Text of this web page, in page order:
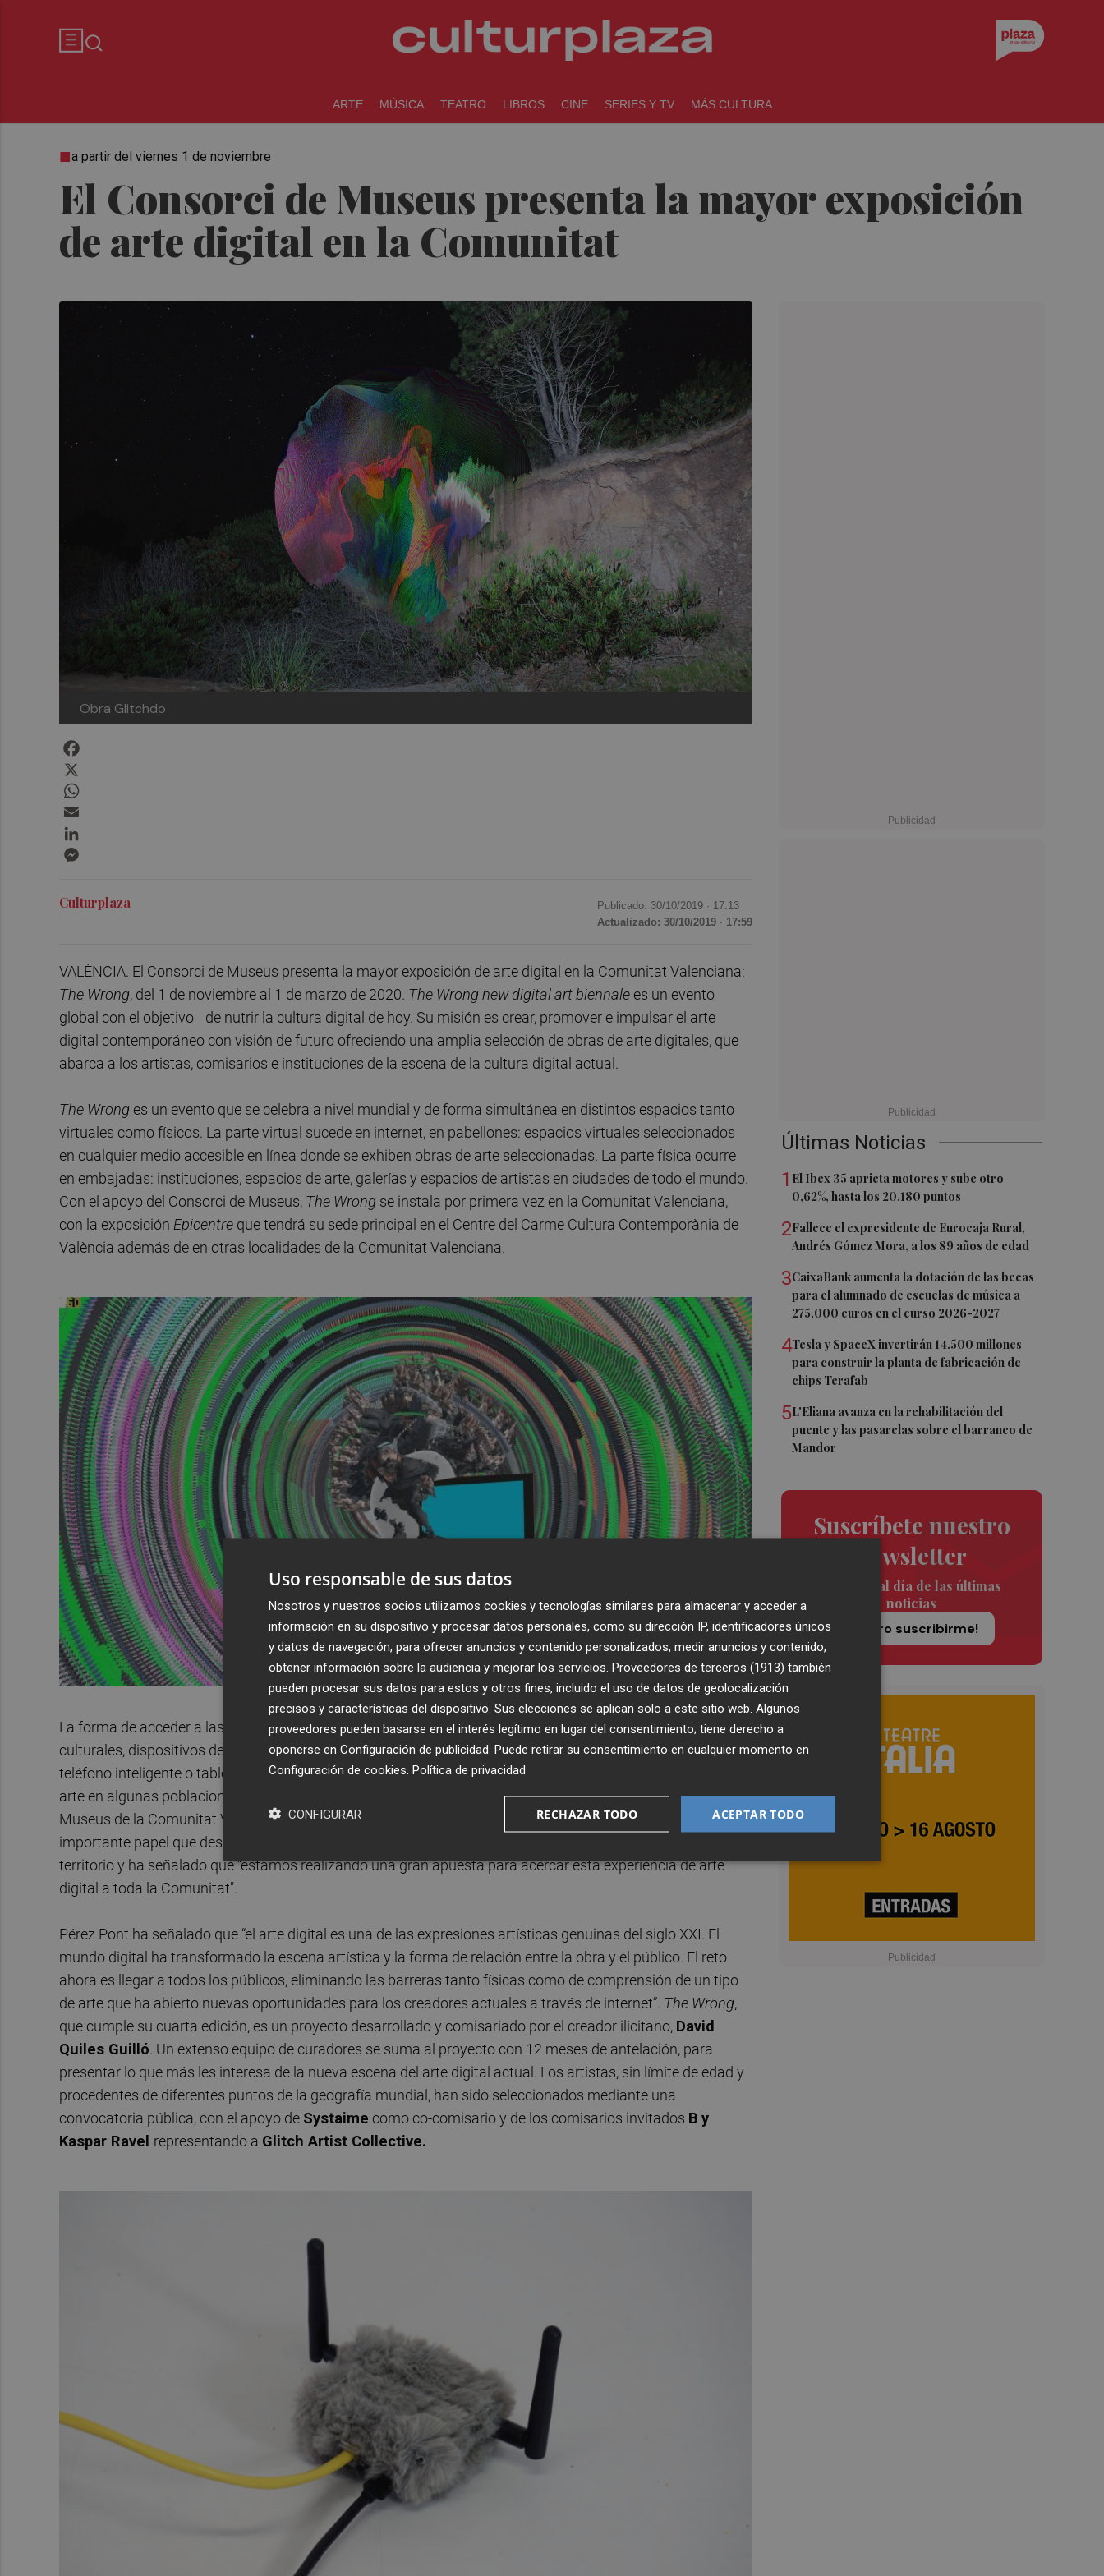
ARTE MÚSICA TEATRO LIBROS CINE SERIES Y TV MÁS CULTURA
El Consorci de Museus presenta la mayor exposición
de arte digital en la Comunitat
a partir del viernes 1 de noviembre
Obra Glitchdo
Últimas Noticias
1 El Ibex 35 aprieta motores y sube otro
0,62%, hasta los 20.180 puntos
2Fallece el expresidente de Eurocaja Rural,
Andrés Gómez Mora, a los 89 años de edad
3CaixaBank aumenta la dotación de las becas
para el alumnado de escuelas de música a
275.000 euros en el curso 2026-2027
4Tesla y SpaceX invertirán 14.500 millones
para construir la planta de fabricación de
chips Terafab
5L'Eliana avanza en la rehabilitación del
puente y las pasarelas sobre el barranco de
Mandor
Suscríbete nuestro
newsletter
Siempre al día de las últimas
noticias
¡Quiero suscribirme!
Culturplaza Publicado: 30/10/2019 · 17:13
Actualizado: 30/10/2019 · 17:59
VALÈNCIA. El Consorci de Museus presenta la mayor exposición de arte digital en la Comunitat Valenciana:
The Wrong, del 1 de noviembre al 1 de marzo de 2020. The Wrong new digital art biennale es un evento
global con el objetivo
de nutrir la cultura digital de hoy. Su misión es crear, promover e impulsar el arte
digital contemporáneo con visión de futuro ofreciendo una amplia selección de obras de arte digitales, que
abarca a los artistas, comisarios e instituciones de la escena de la cultura digital actual.
The Wrong es un evento que se celebra a nivel mundial y de forma simultánea en distintos espacios tanto
virtuales como físicos. La parte virtual sucede en internet, en pabellones: espacios virtuales seleccionados
en cualquier medio accesible en línea donde se exhiben obras de arte seleccionadas. La parte física ocurre
en embajadas: instituciones, espacios de arte, galerías y espacios de artistas en ciudades de todo el mundo.
Con el apoyo del Consorci de Museus, The Wrong se instala por primera vez en la Comunitat Valenciana,
con la exposición Epicentre que tendrá su sede principal en el Centre del Carme Cultura Contemporània de
València además de en otras localidades de la Comunitat Valenciana.
La forma de acceder a las obras es a través de routers que se distribuyen por distintos puntos de los centros
culturales, dispositivos desarrollados para mostrar arte digital a todas las personas cercanas con un
teléfono inteligente o tableta, a través de una conexión wifi. Asimismo para facilitar el acceso a las obras de
arte en algunas poblaciones se han instalado también pantallas de vídeo. El director del Consorci de
Museus de la Comunitat Valenciana y del Centre del Carme,
José Luis Pérez Pontha destacado el
importante papel que desempeña el Consorci de Museus en la vertebración de la oferta cultural en el
territorio y ha señalado que “estamos realizando una gran apuesta para acercar esta experiencia de arte
digital a toda la Comunitat".
Pérez Pont ha señalado que “el arte digital es una de las expresiones artísticas genuinas del siglo XXI. El
mundo digital ha transformado la escena artística y la forma de relación entre la obra y el público. El reto
ahora es llegar a todos los públicos, eliminando las barreras tanto físicas como de comprensión de un tipo
de arte que ha abierto nuevas oportunidades para los creadores actuales a través de internet”. The Wrong,
que cumple su cuarta edición, es un proyecto desarrollado y comisariado por el creador ilicitano, David
Quiles Guilló. Un extenso equipo de curadores se suma al proyecto con 12 meses de antelación, para
presentar lo que más les interesa de la nueva escena del arte digital actual. Los artistas, sin límite de edad y
procedentes de diferentes puntos de la geografía mundial, han sido seleccionados mediante una
convocatoria pública, con el apoyo de Systaime como co-comisario y de los comisarios invitados B y
Kaspar Ravel representando a Glitch Artist Collective.
Uso responsable de sus datos
Nosotros y nuestros socios utilizamos cookies y tecnologías similares para almacenar y acceder a
información en su dispositivo y procesar datos personales, como su dirección IP, identificadores únicos
y datos de navegación, para ofrecer anuncios y contenido personalizados, medir anuncios y contenido,
obtener información sobre la audiencia y mejorar los servicios. Proveedores de terceros (1913) también
pueden procesar sus datos para estos y otros fines, incluido el uso de datos de geolocalización
precisos y características del dispositivo. Sus elecciones se aplican solo a este sitio web. Algunos
proveedores pueden basarse en el interés legítimo en lugar del consentimiento; tiene derecho a
oponerse en Configuración de publicidad . Puede retirar su consentimiento en cualquier momento en
Configuración de cookies Política de privacidad
ACEPTAR TODO
RECHAZAR TODO
CONFIGURAR